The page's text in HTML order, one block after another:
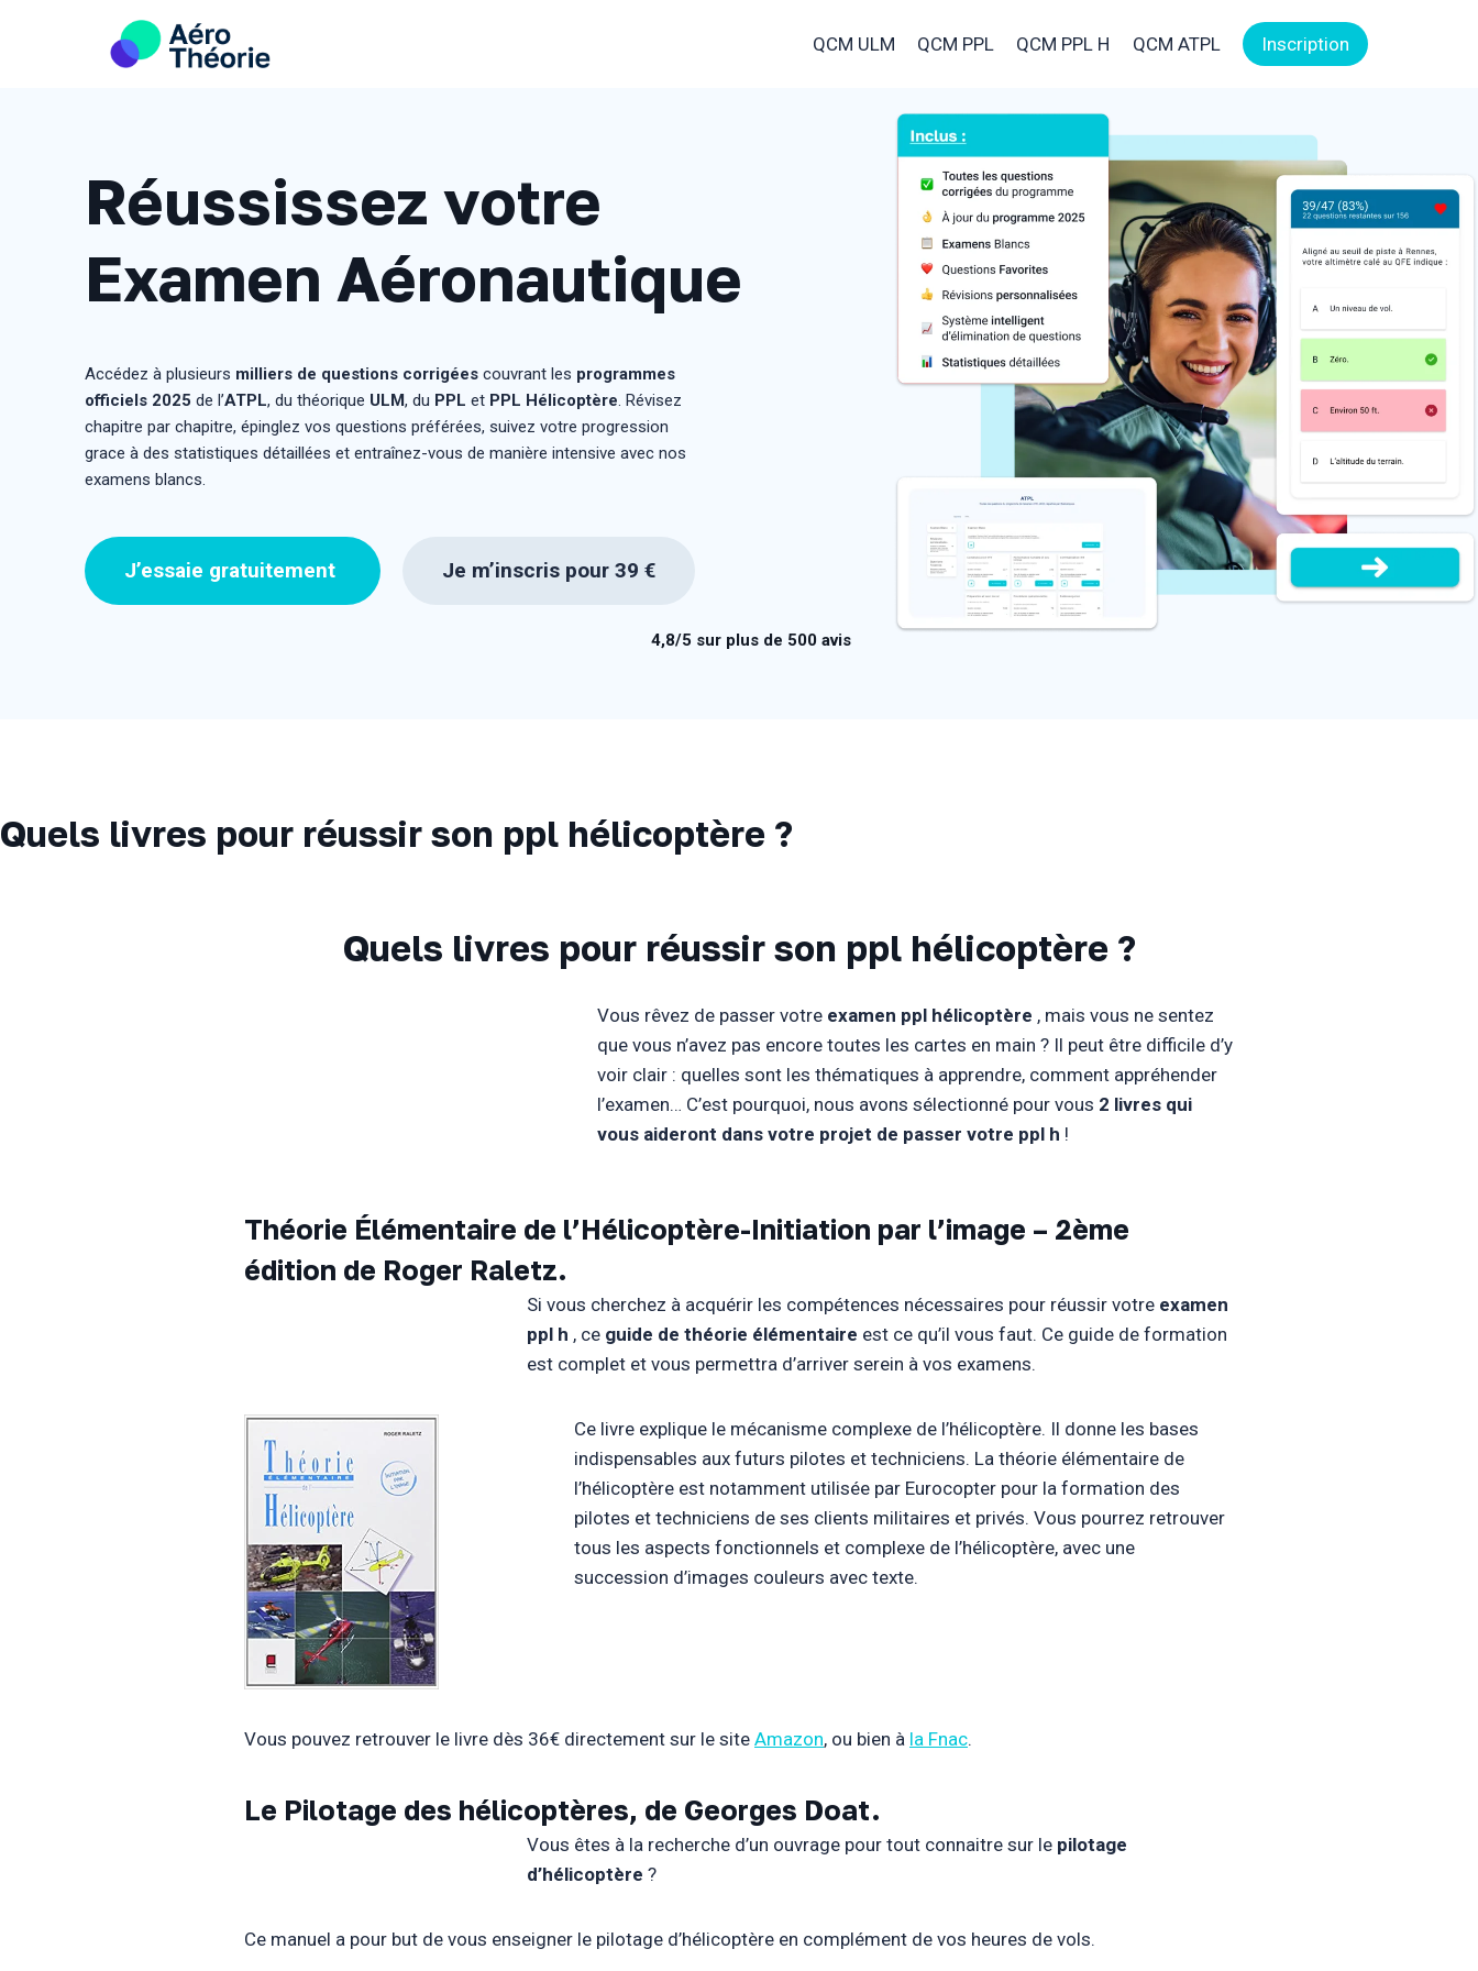
QCM ULM QCM PPL QCM PPL H QCM ATPL Inscription
Réussissez votre
Examen Aéronautique
Accédez à plusieurs milliers de questions corrigées couvrant les programmes
officiels 2025 de l’ATPL, du théorique ULM, du PPL et PPL Hélicoptère. Révisez
chapitre par chapitre, épinglez vos questions préférées, suivez votre progression
grace à des statistiques détaillées et entraînez-vous de manière intensive avec nos
examens blancs.
J’essaie gratuitement Je m’inscris pour 39 €
4,8/5 sur plus de 500 avis
Quels livres pour réussir son ppl hélicoptère ?
Quels livres pour réussir son ppl hélicoptère ?
Vous rêvez de passer votre examen ppl hélicoptère , mais vous ne sentez
que vous n’avez pas encore toutes les cartes en main ? Il peut être difficile d’y
voir clair : quelles sont les thématiques à apprendre, comment appréhender
l’examen… C’est pourquoi, nous avons sélectionné pour vous 2 livres qui
vous aideront dans votre projet de passer votre ppl h !
Théorie Élémentaire de l’Hélicoptère-Initiation par l’image – 2ème
édition de Roger Raletz.
Si vous cherchez à acquérir les compétences nécessaires pour réussir votre examen
ppl h , ce guide de théorie élémentaire est ce qu’il vous faut. Ce guide de formation
est complet et vous permettra d’arriver serein à vos examens.
Ce livre explique le mécanisme complexe de l’hélicoptère. Il donne les bases
indispensables aux futurs pilotes et techniciens. La théorie élémentaire de
l’hélicoptère est notamment utilisée par Eurocopter pour la formation des
pilotes et techniciens de ses clients militaires et privés. Vous pourrez retrouver
tous les aspects fonctionnels et complexe de l’hélicoptère, avec une
succession d’images couleurs avec texte.
Vous pouvez retrouver le livre dès 36€ directement sur le site Amazon, ou bien à la Fnac.
Le Pilotage des hélicoptères, de Georges Doat.
Vous êtes à la recherche d’un ouvrage pour tout connaitre sur le pilotage
d’hélicoptère?
Ce manuel a pour but de vous enseigner le pilotage d’hélicoptère en complément de vos heures de vols.